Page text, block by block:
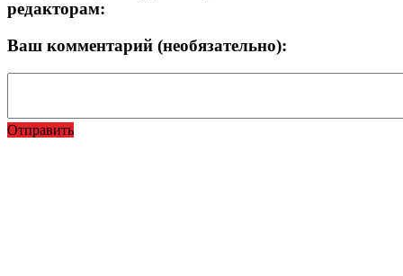
редакторам:
Ваш комментарий (необязательно):
Отправить